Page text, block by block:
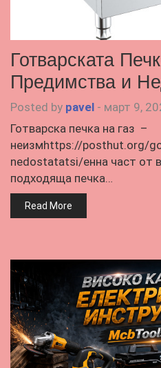
Готварската
Предимства и
Posted by pavel - март 9,
Готварска печка на газ –
неизмhttps://posthut.org/
nedostatatsi/енна част от
подходяща печка…
Read More